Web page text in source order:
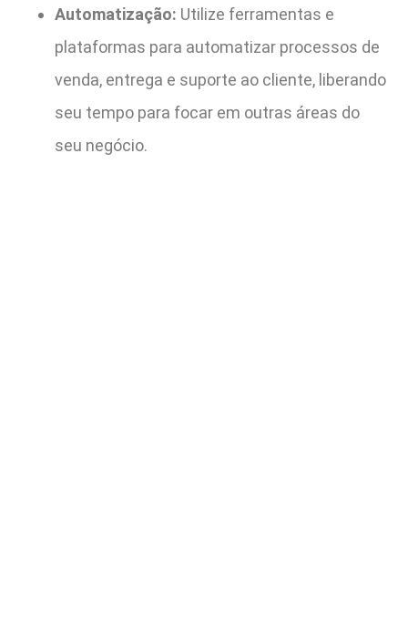
Automatização: Utilize ferramentas e
plataformas para automatizar processos de
venda, entrega e suporte ao cliente, liberando
seu tempo para focar em outras áreas do
seu negócio.